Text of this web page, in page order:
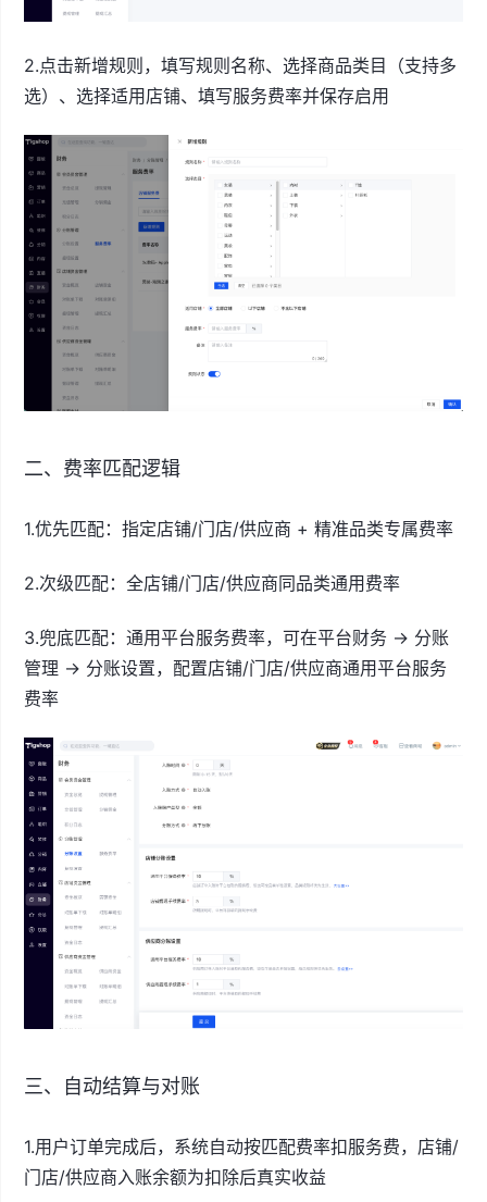
2.点击新增规则，填写规则名称、选择商品类目（支持多
选）、选择适用店铺、填写服务费率并保存启用
二、费率匹配逻辑
1.优先匹配：指定店铺/门店/供应商 + 精准品类专属费率
2.次级匹配：全店铺/门店/供应商同品类通用费率
3.兜底匹配：通用平台服务费率，可在平台财务 → 分账
管理 → 分账设置，配置店铺/门店/供应商通用平台服务
费率
三、自动结算与对账
1.用户订单完成后，系统自动按匹配费率扣服务费，店铺/
门店/供应商入账余额为扣除后真实收益